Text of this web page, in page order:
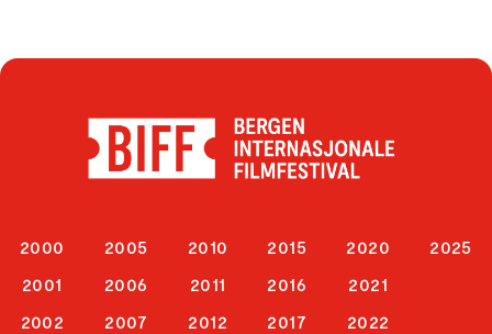
2000
2001
2002
2005
2006
2007
2010
2011
2012
2015
2016
2017
2020
2021
2022
2025